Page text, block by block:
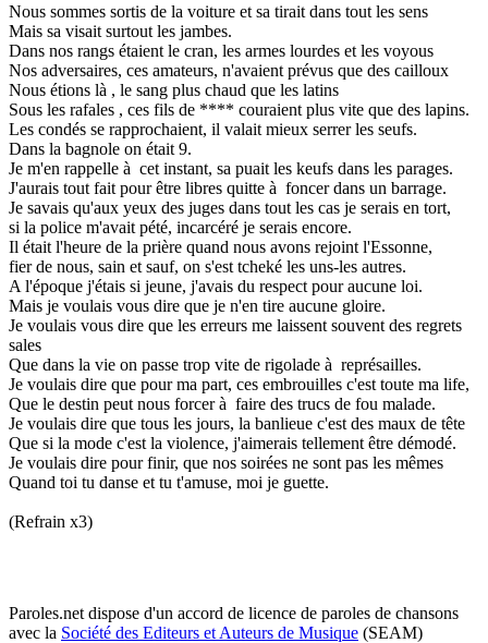
Nous sommes sortis de la voiture et sa tirait dans tout les sens
Mais sa visait surtout les jambes.
Dans nos rangs étaient le cran, les armes lourdes et les voyous
Nos adversaires, ces amateurs, n'avaient prévus que des cailloux
Nous étions là , le sang plus chaud que les latins
Sous les rafales , ces fils de **** couraient plus vite que des lapins.
Les condés se rapprochaient, il valait mieux serrer les seufs.
Dans la bagnole on était 9.
Je m'en rappelle à cet instant, sa puait les keufs dans les parages.
J'aurais tout fait pour être libres quitte à foncer dans un barrage.
Je savais qu'aux yeux des juges dans tout les cas je serais en tort,
si la police m'avait pété, incarcéré je serais encore.
Il était l'heure de la prière quand nous avons rejoint l'Essonne,
fier de nous, sain et sauf, on s'est tcheké les uns-les autres.
A l'époque j'étais si jeune, j'avais du respect pour aucune loi.
Mais je voulais vous dire que je n'en tire aucune gloire.
Je voulais vous dire que les erreurs me laissent souvent des regrets
sales
Que dans la vie on passe trop vite de rigolade à représailles.
Je voulais dire que pour ma part, ces embrouilles c'est toute ma life,
Que le destin peut nous forcer à faire des trucs de fou malade.
Je voulais dire que tous les jours, la banlieue c'est des maux de tête
Que si la mode c'est la violence, j'aimerais tellement être démodé.
Je voulais dire pour finir, que nos soirées ne sont pas les mêmes
Quand toi tu danse et tu t'amuse, moi je guette.
(Refrain x3)
Paroles.net dispose d'un accord de licence de paroles de chansons
avec la Société des Editeurs et Auteurs de Musique (SEAM)